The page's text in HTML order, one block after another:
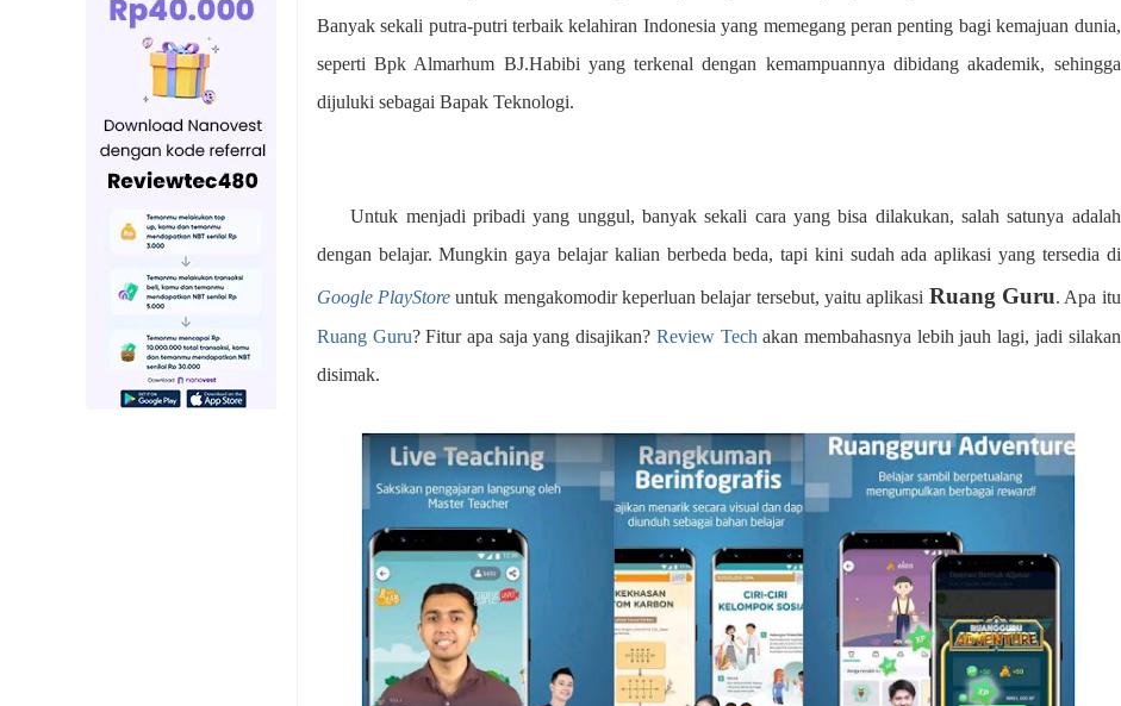
Banyak sekali putra-putri terbaik kelahiran Indonesia yang memegang peran penting bagi kemajuan dunia,
seperti Bpk Almarhum BJ.Habibi yang terkenal dengan kemampuannya dibidang akademik, sehingga
dijuluki sebagai Bapak Teknologi.
Untuk menjadi pribadi yang unggul, banyak sekali cara yang bisa dilakukan, salah satunya adalah
dengan belajar. Mungkin gaya belajar kalian berbeda beda, tapi kini sudah ada aplikasi yang tersedia di
Google PlayStore untuk mengakomodir keperluan belajar tersebut, yaitu aplikasi Ruang Guru. Apa itu
Ruang Guru? Fitur apa saja yang disajikan? Review Tech akan membahasnya lebih jauh lagi, jadi silakan
disimak.